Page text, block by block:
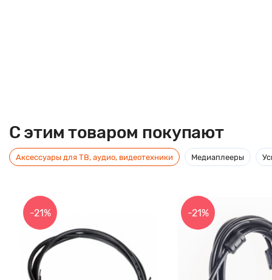
C этим товаром покупают
Аксессуары для ТВ, аудио, видеотехники Медиаплееры
-21% -21%